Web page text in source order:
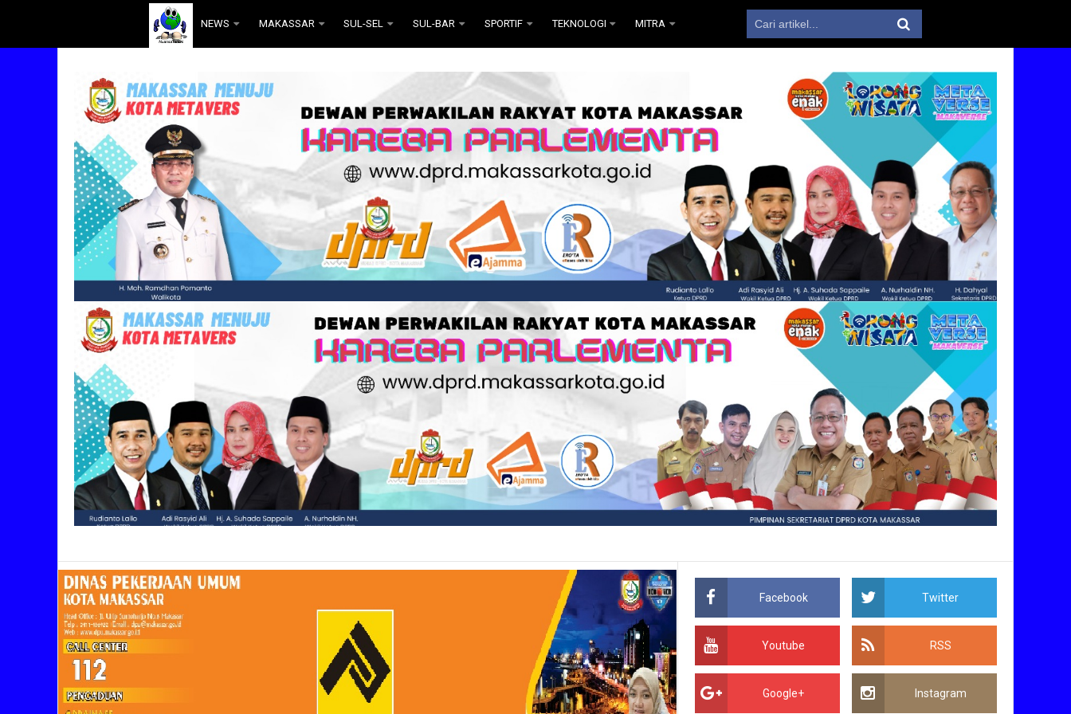
. NEWS MAKASSAR SUL-SEL SUL-BAR SPORTIF TEKNOLOGI MITRA
Facebook Twitter
Youtube RSS
Google+ Instagram